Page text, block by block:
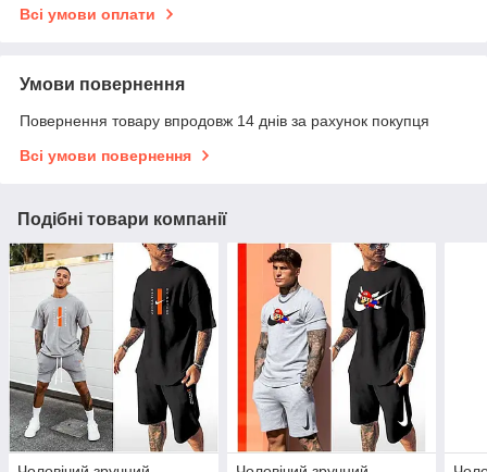
Всі умови оплати
Умови повернення
Повернення товару впродовж 14 днів за рахунок покупця
Всі умови повернення
Подібні товари компанії